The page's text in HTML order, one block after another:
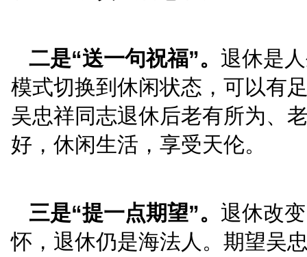
座谈中，花玉军代表
谢和崇高的敬意。
一是“道一声感谢”。
京海事法院，在司法警
气，对工作认真负责、